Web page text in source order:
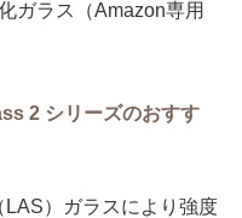
ガラス（Amazon専用
2 シリーズのおすす
LAS）ガラスにより強度